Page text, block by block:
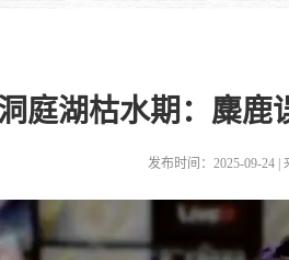
庭湖枯水期：麋鹿
发布时间：2025-09-24 |